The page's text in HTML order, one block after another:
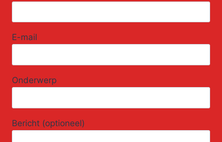
E-mail
Onderwerp
Bericht (optioneel)